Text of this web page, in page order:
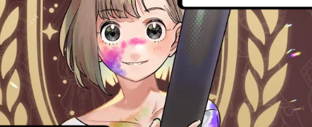
映画 書籍・雑誌出版
ス・起業 チャレンジ
くり・地域活性化